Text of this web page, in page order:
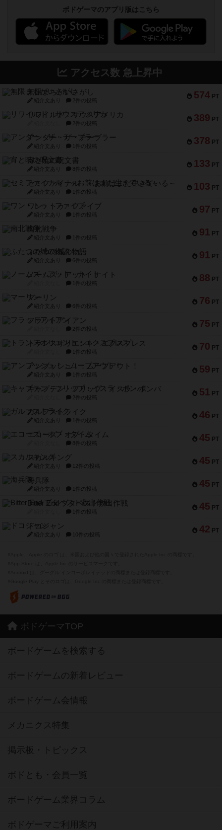
ボドゲーマのアプリ版はこちら
アクセス数 急上昇中
574 PT
無限まちがいさがし
紹介文あり 2件の投稿
389 PT
リワイルド：サウスアメリカ
2件の投稿
378 PT
アンダー・ザ・テーブラー
紹介文あり 1件の投稿
133 PT
宵と暁の呪文書
紹介文あり 8件の投稿
103 PT
セミファイナル ～お前はまだ生きている～
紹介文あり 1件の投稿
97 PT
ワン・トゥ・ファイブ
紹介文あり 1件の投稿
91 PT
南北戦争
紹介文あり 1件の投稿
91 PT
ふたつの城の物語
紹介文あり 6件の投稿
88 PT
ノームズ・アット・ナイト
1件の投稿
76 PT
マーリン
紹介文あり 6件の投稿
75 PT
フラットアイアン
2件の投稿
70 PT
トランスオリエント・エクスプレス
1件の投稿
59 PT
アンブッシュ！：ムーブアウト！
紹介文あり 1件の投稿
51 PT
キャプテン・フリップ：イスラ・ボンバ
2件の投稿
46 PT
ガルフストライク
紹介文あり 1件の投稿
45 PT
エコーズ・オブ・タイム
8件の投稿
45 PT
スカルキング
紹介文あり 12件の投稿
45 PT
海兵隊
紹介文あり 1件の投稿
45 PT
Bitter End ブタペスト救出作戦
1件の投稿
42 PT
ドコジャン
紹介文あり 10件の投稿
ボドゲーマTOP
ボードゲームを検索する
ボードゲームの新着レビュー
ボードゲーム会情報
メカニクス特集
掲示板・トピックス
ボドとも・会員一覧
ボードゲーム業界コラム
ボドゲーマご利用案内